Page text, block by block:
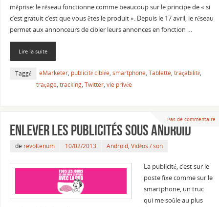
méprise: le réseau fonctionne comme beaucoup sur le principe de « si
c’est gratuit c’est que vous êtes le produit ». Depuis le 17 avril, le réseau
permet aux annonceurs de cibler leurs annonces en fonction …
Lire la suite
Taggé eMarketer, publicité ciblée, smartphone, Tablette, traçabilité,
traçage, tracking, Twitter, vie privée
Pas de commentaire
Enlever les publicités sous Android
de revoltenum 10/02/2013 Android, Vidéos / son
La publicité, c’est sur le
poste fixe comme sur le
smartphone, un truc
qui me soûle au plus